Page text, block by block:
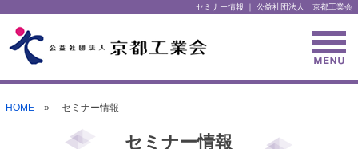
セミナー情報 ｜ 公益社団法人 京都工業会
HOME» セミナー情報
セミナー情報